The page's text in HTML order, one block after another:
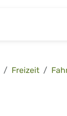
Freizeit